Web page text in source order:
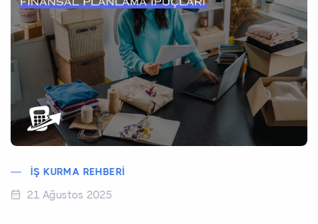
İŞ KURMA REHBERI
21 Ağustos 2025